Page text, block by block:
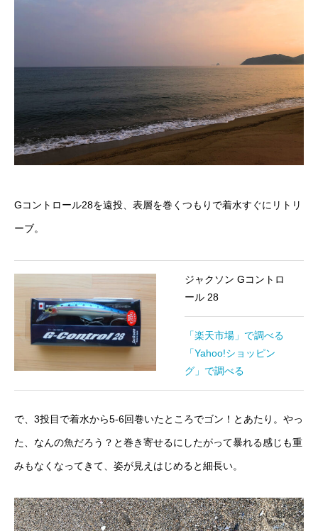
Gコントロール28を遠投、表層を巻くつもりで着水すぐにリトリ
ーブ。
ジャクソン Gコントロ
ール 28
「楽天市場」で調べる
「Yahoo!ショッピン
グ」で調べる
で、3投目で着水から5-6回巻いたところでゴン！とあたり。やっ
た、なんの魚だろう？と巻き寄せるにしたがって暴れる感じも重
みもなくなってきて、姿が見えはじめると細長い。